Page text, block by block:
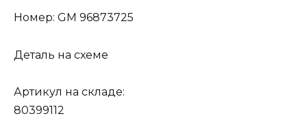
Номер: GM 96873725
Деталь на схеме
Артикул на складе:
80399112